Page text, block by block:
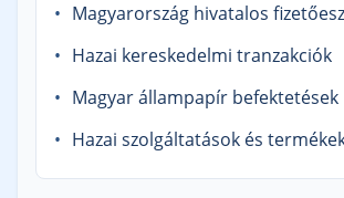
Magyarország hivatalos
Hazai kereskedelmi tranzakciók
Magyar állampapír befektetések
Hazai szolgáltatások és